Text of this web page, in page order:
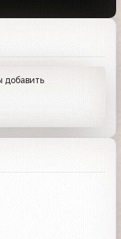
добавить